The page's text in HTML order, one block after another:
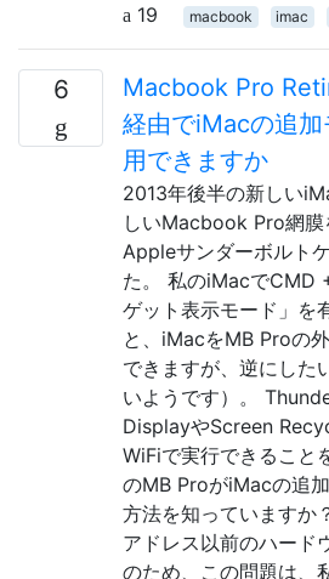
19
macbook imac
6
Macbook Pro
経由でiMacの追
用できますか
2013年後半の新しい
しいMacbook Pro網膜
Appleサンダーボルト
た。 私のiMacでCMD
ゲット表示モード」を
と、iMacをMB Proの
できますが、逆にした
いようです）。
DisplayやScreen
WiFiで実行できること
のMB ProがiMacの追
方法を知っていますか
アドレス以前のハード
のため、この問題は、